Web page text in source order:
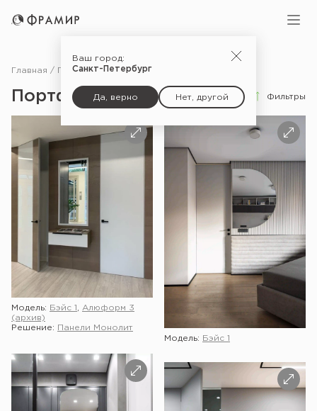
Ваш город:
Санкт-Петербург
Да, верно Нет, другой
Главная Портфолио
Портфолио Фильтры
Модель: Бэйс 1
Алюформ 3
(архив)
Решение:
Панели Монолит
Модель:
Бэйс 1